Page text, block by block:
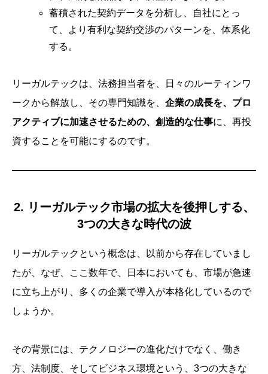
蓄積された契約データを分析し、自社にとっ
て、より有利な契約交渉のパターンを、体系化
する。
リーガルテックは、法務担当者を、日々のルーティンワ
ークから解放し、その専門知識を、 企業の成長を、プロ
アクティブに加速させるための、創造的な仕事に、再投
資することを可能にするのです。
2. リーガルテック市場の拡大を後押しする、
3つの大きな時代の波
リーガルテックという概念は、以前から存在していまし
たが、なぜ、ここ数年で、日本においても、市場が急速
に立ち上がり、多くの企業で導入が本格化しているので
しょうか。
その背景には、テクノロジーの進化だけでなく、働き
方、法制度、そしてビジネス環境という、3つの大きな